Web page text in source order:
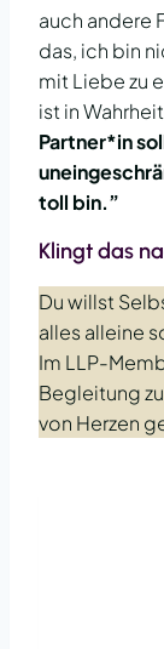
auch andere
das, ich bin
mit Liebe zu
ist in
Partner*in
toll bin.”
Klingt das
Du willst
alles alleine
Im LLP-
Begleitung
von Herzen